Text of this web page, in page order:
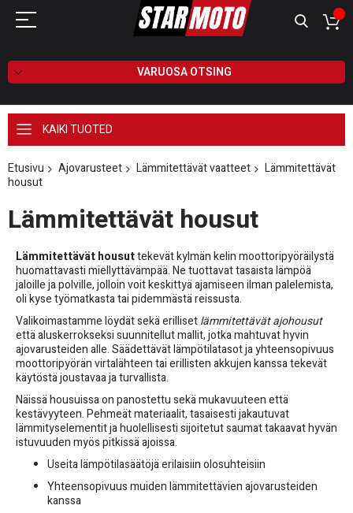
VARUOSA OTSING
KAIKI TUOTED
Etusivu Ajovarusteet Lämmitettävät vaatteet
Lämmitettävät
housut
Lämmitettävät housut
Lämmitettävät housuttekevät kylmän kelin moottoripyöräilystä
huomattavasti miellyttävämpää. Ne tuottavat tasaista lämpöä
jaloille ja polville, jolloin voit keskittyä ajamiseen ilman palelemista,
oli kyse työmatkasta tai pidemmästä reissusta.
Valikoimastamme löydät sekä erillisetlämmitettävät ajohousut
että aluskerrokseksi suunnitellut mallit, jotka mahtuvat hyvin
ajovarusteiden alle. Säädettävät lämpötilatasot ja yhteensopivuus
moottoripyörän virtalähteen tai erillisten akkujen kanssa tekevät
käytöstä joustavaa ja turvallista.
Näissä housuissa on panostettu sekä mukavuuteen että
kestävyyteen. Pehmeät materiaalit, tasaisesti jakautuvat
lämmityselementit ja huolellisesti sijoitetut saumat takaavat hyvän
istuvuuden myös pitkissä ajoissa.
Useita lämpötilasäätöjä erilaisiin olosuhteisiin
Yhteensopivuus muiden lämmitettävien ajovarusteiden
kanssa